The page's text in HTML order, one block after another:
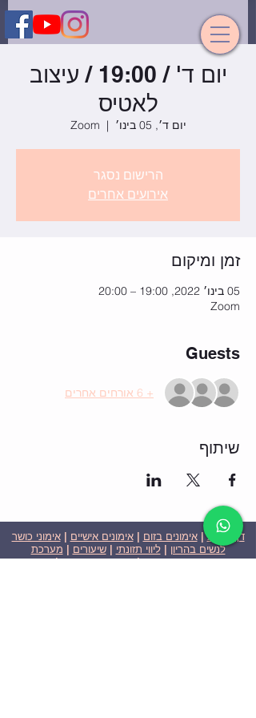
יום ד' / 19:00 / עיצוב
לאטיס
יום ד׳, 05 בינו׳
  |
Zoom
הרישום נסגר
אירועים אחרים
זמן ומיקום
05 בינו׳ 2022, 19:00 – 20:00
Zoom
Guests
+ 6 אורחים אחרים
שיתוף
דף הבית|אימונים בזום |אימונים אישיים |אימוני כושר
לנשים בהריון |ליווי תזונתי |שיעורים | מערכת
שבועית-אימונים בזום|תוכניות ומחירים|סרטוני